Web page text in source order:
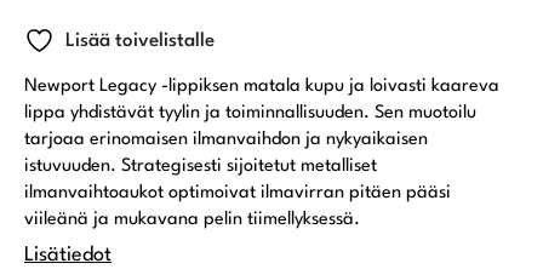
Lisää toivelistalle
Newport Legacy -lippiksen matala kupu ja loivasti kaareva
lippa yhdistävät tyylin ja toiminnallisuuden. Sen muotoilu
tarjoaa erinomaisen ilmanvaihdon ja nykyaikaisen
istuvuuden. Strategisesti sijoitetut metalliset
ilmanvaihtoaukot optimoivat ilmavirran pitäen pääsi
viileänä ja mukavana pelin tiimellyksessä.
Lisätiedot